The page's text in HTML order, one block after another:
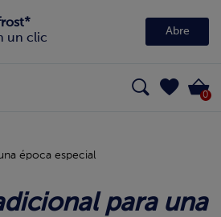
un clic
Abre
0
época especial
para una